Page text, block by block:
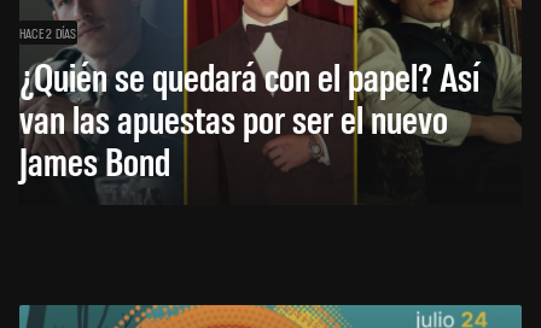
HACE 2 DÍAS
¿Quién se quedará con el papel? Así
van las apuestas por ser el nuevo
James Bond